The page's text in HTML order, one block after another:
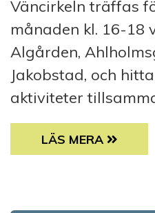
Väncirkeln träffas
månaden kl. 16-18
Algården,
Jakobstad, och
aktiviteter
VÄNCIRKELN I
LÄS MERA